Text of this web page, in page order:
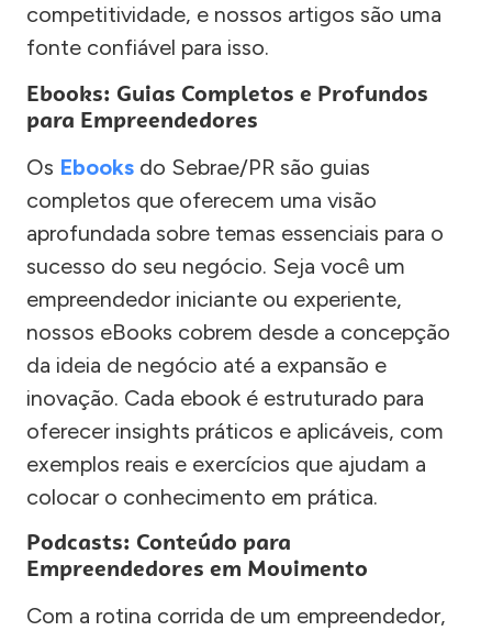
competitividade, e nossos artigos são uma
fonte confiável para isso.
Ebooks: Guias Completos e Profundos
para Empreendedores
Os Ebooks do Sebrae/PR são guias
completos que oferecem uma visão
aprofundada sobre temas essenciais para o
sucesso do seu negócio. Seja você um
empreendedor iniciante ou experiente,
nossos eBooks cobrem desde a concepção
da ideia de negócio até a expansão e
inovação. Cada ebook é estruturado para
oferecer insights práticos e aplicáveis, com
exemplos reais e exercícios que ajudam a
colocar o conhecimento em prática.
Podcasts: Conteúdo para
Empreendedores em Movimento
Com a rotina corrida de um empreendedor,